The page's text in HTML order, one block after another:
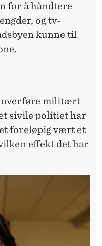
for å håndtere
og tv-
kunne til
overføre militært
sivile politiet har
foreløpig vært et
effekt det har